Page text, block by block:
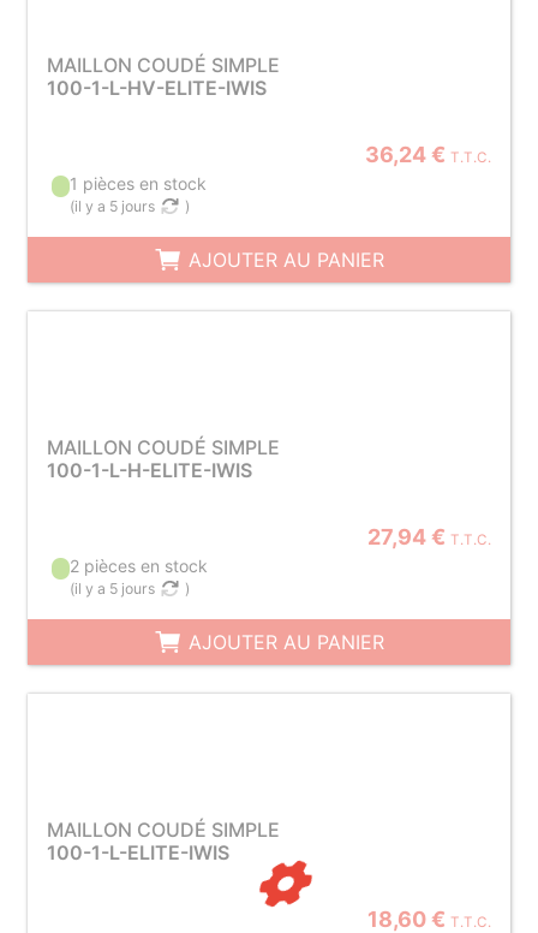
MAILLON COUDÉ SIMPLE
100-1-L-HV-ELITE-IWIS
36,24 € T.T.C.
1 pièces en stock
(il y a 5 jours )
AJOUTER AU PANIER
MAILLON COUDÉ SIMPLE
100-1-L-H-ELITE-IWIS
27,94 € T.T.C.
2 pièces en stock
(il y a 5 jours )
AJOUTER AU PANIER
MAILLON COUDÉ SIMPLE
100-1-L-ELITE-IWIS
18,60 € T.T.C.